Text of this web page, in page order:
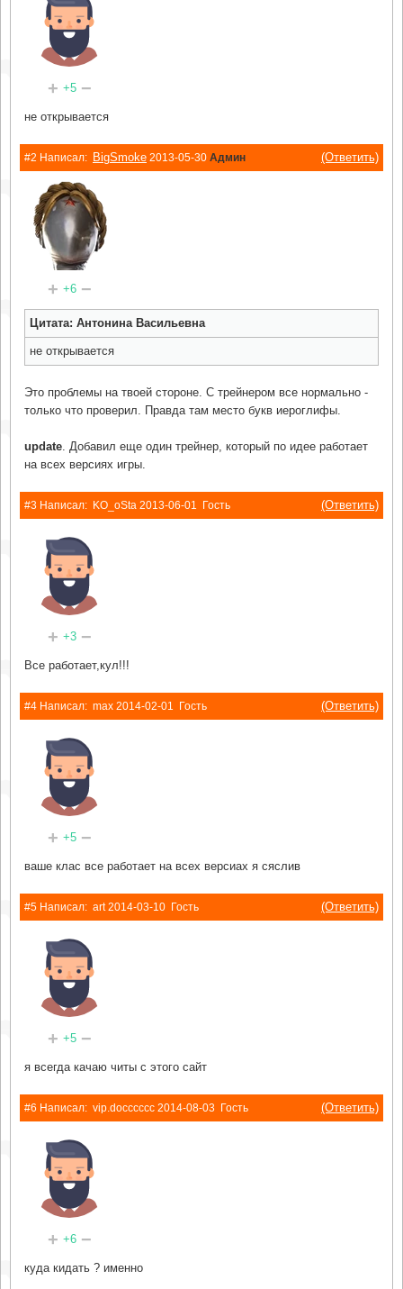
+ +5 −
не открывается
#2 Написал: BigSmoke 2013-05-30 Админ (Ответить)
+ +6 −
Цитата: Антонина Васильевна
не открывается
Это проблемы на твоей стороне. С трейнером все нормально -
только что проверил. Правда там место букв иероглифы.
update . Добавил еще один трейнер, который по идее работает
на всех версиях игры.
#3 Написал: KO_oSta 2013-06-01 Гость (Ответить)
+ +3 −
Все работает,кул!!!
#4 Написал: max 2014-02-01 Гость (Ответить)
+ +5 −
ваше клас все работает на всех версиах я сяслив
#5 Написал: art 2014-03-10 Гость (Ответить)
+ +5 −
я всегда качаю читы с этого сайт
#6 Написал: vip.docccccc 2014-08-03 Гость (Ответить)
+ +6 −
куда кидать ? именно